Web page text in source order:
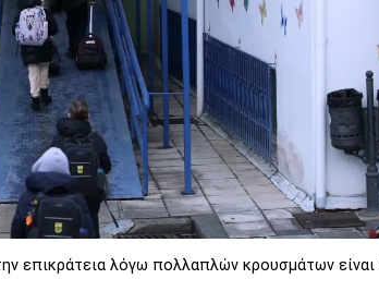
επικράτεια λόγω πολλαπλών κρουσμάτων είναι